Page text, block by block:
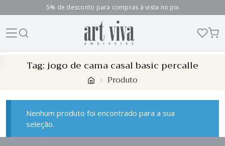
5% de desconto para compras à vista no pix
Tag:jogo de cama casal basic percalle
Produto
Nenhum produto foi encontrado para a sua
seleção.